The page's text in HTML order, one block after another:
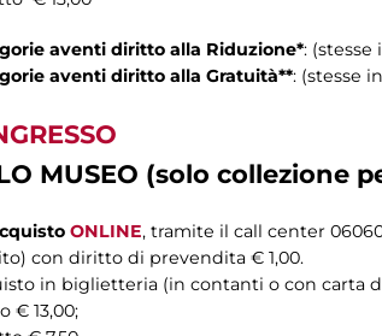
aventi diritto alla Riduzione*: (stesse
aventi diritto alla Gratuità**: (stesse
MUSEO (solo collezione
ONLINE, tramite il call center
con diritto di prevendita € 1,00.
in biglietteria (in contanti o con carta
€ 13,00;